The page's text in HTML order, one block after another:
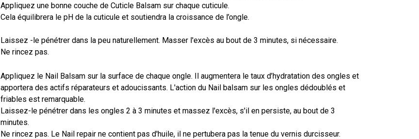
Appliquez une bonne couche de Cuticle Balsam sur chaque cuticule.
Cela équilibrera le pH de la cuticule et soutiendra la croissance de l’ongle.
Laissez -le pénétrer dans la peu naturellement. Masser l'excès au bout de 3 minutes, si nécessaire.
Ne rincez pas.
Appliquez le Nail Balsam sur la surface de chaque ongle. Il augmentera le taux d’hydratation des ongles et
apportera des actifs réparateurs et adoucissants. L'action du Nail balsam sur les ongles dédoublés et
friables est remarquable.
Laissez-le pénétrer dans les ongles 2 à 3 minutes et massez l'excès, s'il en persiste, au bout de 3
minutes.
Ne rincez pas. Le Nail repair ne contient pas d'huile, il ne pertubera pas la tenue du vernis durcisseur.